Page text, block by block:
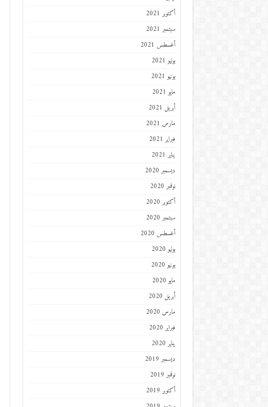
أكتوبر 2021
سبتمبر 2021
أغسطس 2021
يوليو 2021
يونيو 2021
مايو 2021
أبريل 2021
مارس 2021
فبراير 2021
يناير 2021
ديسمبر 2020
نوفمبر 2020
أكتوبر 2020
سبتمبر 2020
أغسطس 2020
يوليو 2020
يونيو 2020
مايو 2020
أبريل 2020
مارس 2020
فبراير 2020
يناير 2020
ديسمبر 2019
نوفمبر 2019
أكتوبر 2019